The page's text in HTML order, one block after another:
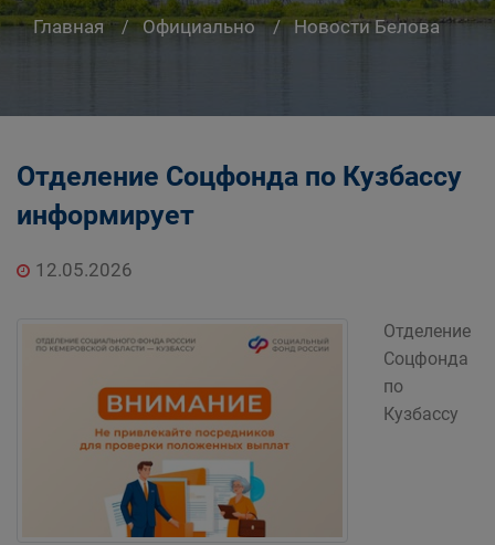
Главная Официально Новости Белова
Отделение Соцфонда по Кузбассу
информирует
12.05.2026
Отделение
Соцфонда
по
Кузбассу